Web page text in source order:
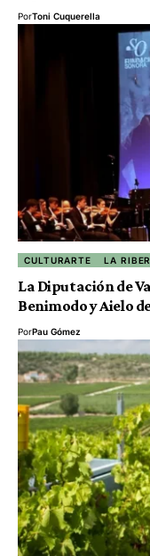
PorToni Cuquerella
CULTURARTE LA
La Diputación de
Benimodo y Aielo
PorPau Gómez